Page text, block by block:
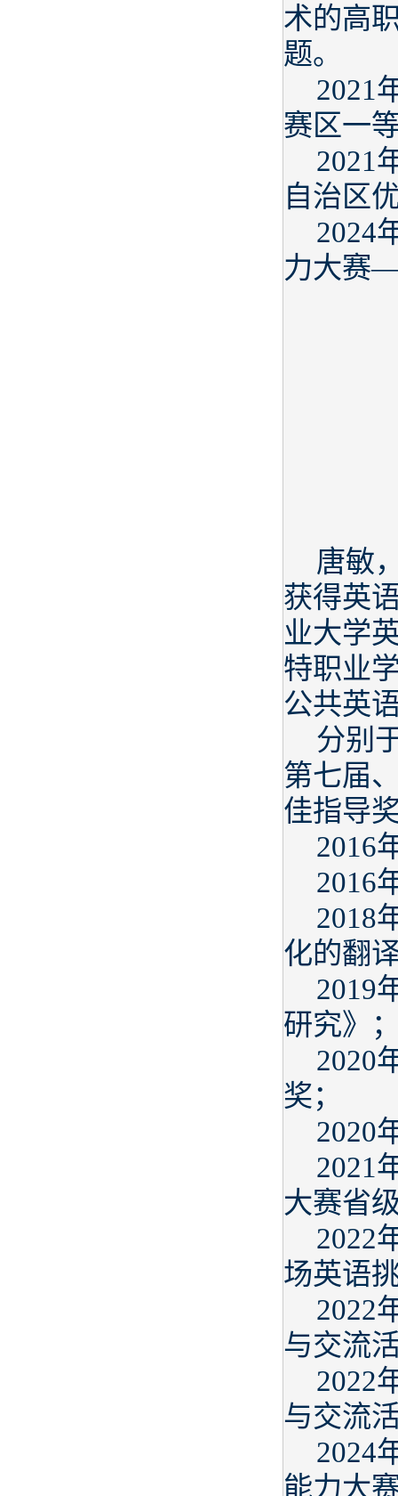
术的高
题。
2021
赛区一
2021
自治区
2024
力大赛
唐敏
获得英
业大学
特职业
公共英
分别
第七届
佳指导
2016
2016
2018
化的翻
2019
研究》
2020
奖；
2020
2021
大赛省
2022
场英语
2022
与交流
2022
与交流
2024
能力大